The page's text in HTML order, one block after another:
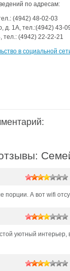
по адресам:
(4942) 48-02-03
д. 1А, тел.:(4942) 43-
тел.: (4942) 22-22-21
в социальной
порции. А вот wifi
уютный интерьер,